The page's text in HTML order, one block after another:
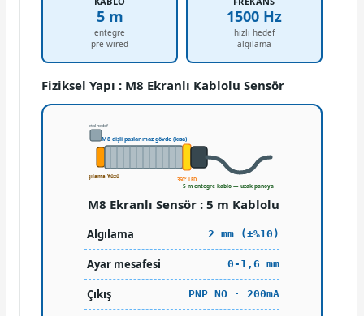
5 m
entegre
pre-wired
1500 Hz
hızlı hedef
algılama
Fiziksel Yapı : M8 Ekranlı Kablolu Sensör
Algılama Yüzü
M8 dişli paslanmaz gövde (kısa)
360° LED
5 m entegre kablo — uzak panoya doğrudan
metal hedef
M8 Ekranlı Sensör : 5 m Kablolu
Algılama 2 mm (±%10)
Ayar mesafesi 0-1,6 mm
Çıkış PNP NO · 200mA